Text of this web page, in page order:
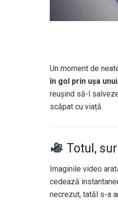
Un moment de
în gol prin ușa
reușind să-l
scăpat cu viață.
Totul,
Imaginile video
cedează
necrezut, tatăl s-a